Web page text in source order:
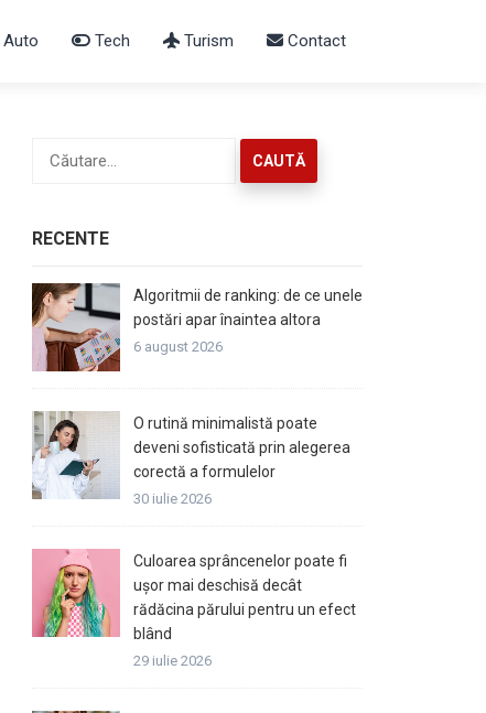
Auto Tech Turism Contact
după:
RECENTE
Algoritmii de ranking: de ce unele
postări apar înaintea altora
6 august 2026
O rutină minimalistă poate
deveni sofisticată prin alegerea
corectă a formulelor
30 iulie 2026
Culoarea sprâncenelor poate fi
ușor mai deschisă decât
rădăcina părului pentru un efect
blând
29 iulie 2026